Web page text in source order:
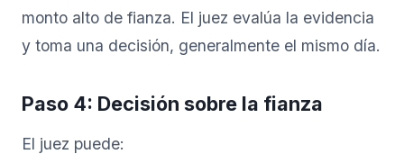
monto alto de fianza. El juez evalúa la evidencia
y toma una decisión, generalmente el mismo día.
Paso 4: Decisión sobre la fianza
El juez puede: